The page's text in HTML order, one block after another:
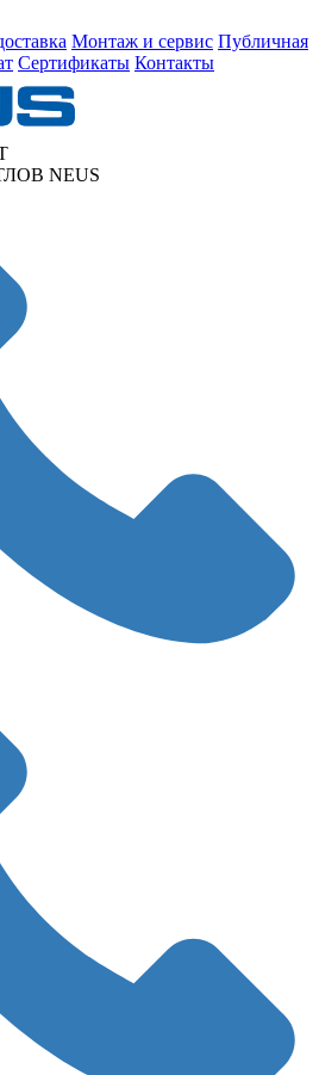
Монтаж и сервис Публичная
Сертификаты Контакты
NEUS